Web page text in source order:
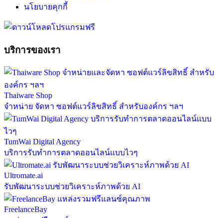
นโยบายคุกกี้
บริการของเรา
Thaiware Shop
จำหน่าย จัดหา ซอฟต์แวร์ลิขสิทธิ์ สำหรับองค์กร ฯลฯ
TumWai Digital Agency
บริการรับทำการตลาดออนไลน์แบบไวๆ
Ultromate.ai
รับพัฒนาระบบช่วยวิเคราะห์ภาพด้วย AI
FreelanceBay